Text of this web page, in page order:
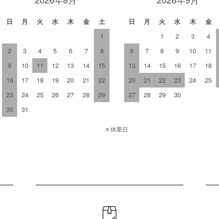
日 月 火 水 木 金
土
1
2
3 4 5 6 7
8
9
10 11 12 13 14
15
16
17 18 19 20 21
22
23
24 25 26 27 28
29
30
31
日 月 火 水 木 金
1
2 3 4
6
7 8 9 10 11
13
14 15 16 17 18
20
21 22 23 24 25
27
28 29 30
■休業日